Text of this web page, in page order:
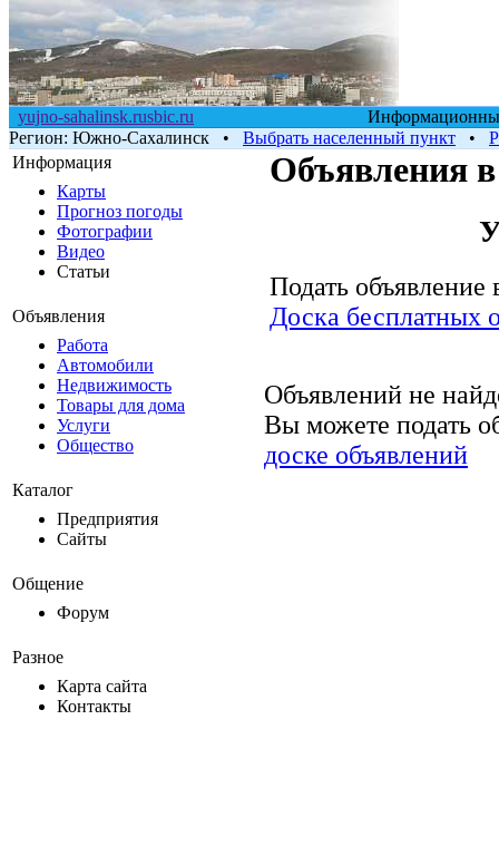
yujno-sahalinsk.rusbic.ru
Регион: Южно-Сахалинск • Выбрать населенный пункт •
Информация
Карты
Прогноз погоды
Фотографии
Видео
Статьи
Объявления
Работа
Автомобили
Недвижимость
Товары для дома
Услуги
Общество
Каталог
Предприятия
Сайты
Общение
Форум
Разное
Карта сайта
Контакты
Объявления
Подать объявление
Доска бесплатных
Объявлений не
Вы можете подать
доске объявлений